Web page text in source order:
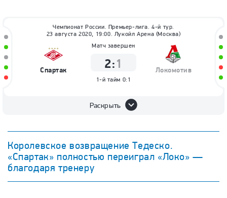
Чемпионат России. Премьер-лига. 4-й тур.
23 августа 2020, 19:00. Лукойл Арена (Москва)
Спартак
Матч завершен
2:1
1-й тайм 0:1
Локомотив
Раскрыть
Королевское возвращение Тедеско.
«Спартак» полностью переиграл «Локо» —
благодаря тренеру